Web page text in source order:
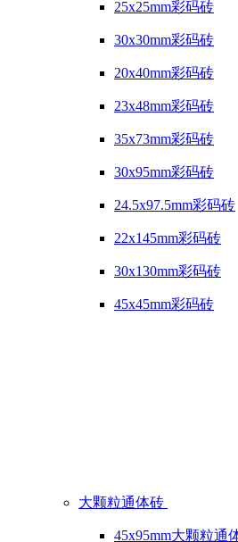
25x25mm彩码砖
30x30mm彩码砖
20x40mm彩码砖
23x48mm彩码砖
35x73mm彩码砖
30x95mm彩码砖
24.5x97.5mm彩码砖
22x145mm彩码砖
30x130mm彩码砖
45x45mm彩码砖
大颗粒通体砖
45x95mm大颗粒通